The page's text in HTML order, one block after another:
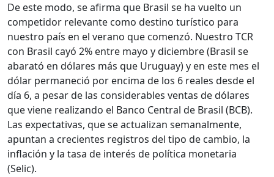
De este modo, se afirma que Brasil se ha vuelto un
competidor relevante como destino turístico para
nuestro país en el verano que comenzó. Nuestro TCR
con Brasil cayó 2% entre mayo y diciembre (Brasil se
abarató en dólares más que Uruguay) y en este mes el
dólar permaneció por encima de los 6 reales desde el
día 6, a pesar de las considerables ventas de dólares
que viene realizando el Banco Central de Brasil (BCB).
Las expectativas, que se actualizan semanalmente,
apuntan a crecientes registros del tipo de cambio, la
inflación y la tasa de interés de política monetaria
(Selic).